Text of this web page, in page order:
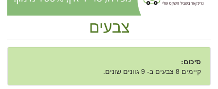
צבעים
סיכום:
קיימים 8 צבעים ב- 9 גוונים שונים.